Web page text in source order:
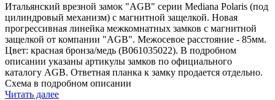
Итальянский врезной замок "AGB" серии Mediana Polaris (под
цилиндровый механизм) с магнитной защелкой. Новая
прогрессивная линейка межкомнатных замков с магнитной
защелкой от компании "AGB". Межосевое расстояние - 85мм.
Цвет: красная бронза/медь (В061035022). В подробном
описании указаны артикулы замков по официального
каталогу AGB. Ответная планка к замку продается отдельно.
Схема в подробном описании
Читать далее